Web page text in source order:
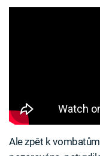
Ale zpět k